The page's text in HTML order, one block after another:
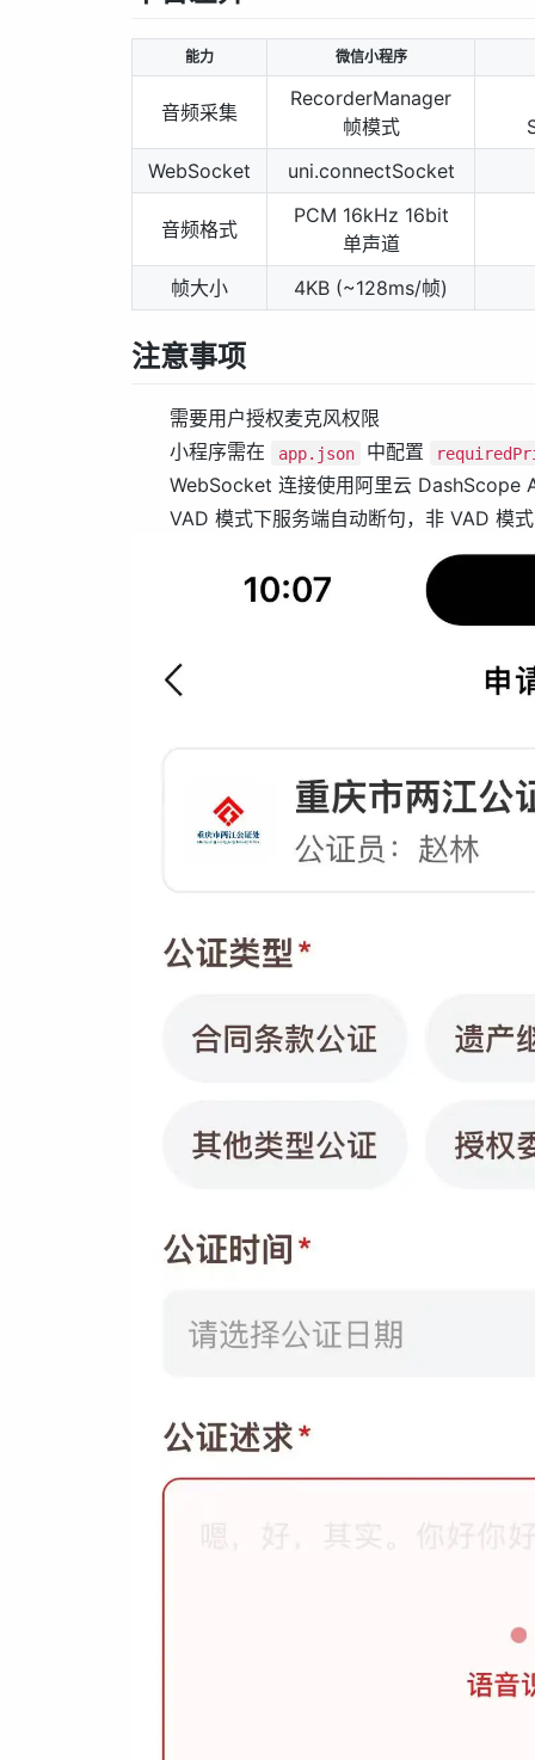
能力 微信小程序
音频采集
RecorderManager
帧模式
WebSocket
uni.connectSocket
音频格式
PCM 16kHz 16bit
单声道
帧大小
4KB (~128ms/帧)
注意事项
需要用户授权麦克风权限
小程序需在
app.json 中配置
WebSocket 连接使用阿里云 DashScope
VAD 模式下服务端自动断句，非 VAD 模